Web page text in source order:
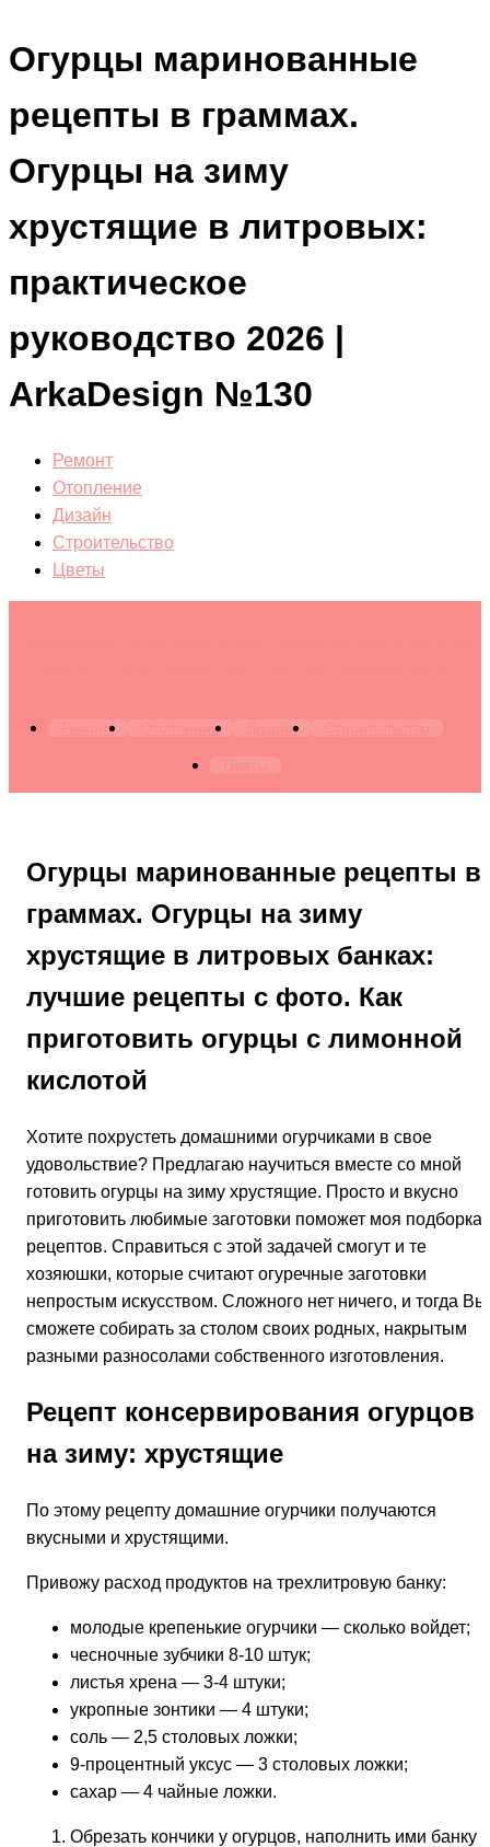
Огурцы маринованные
рецепты в граммах.
Огурцы на зиму
хрустящие в литровых:
практическое
руководство 2026 |
ArkaDesign №130
Ремонт
Отопление
Дизайн
Строительство
Цветы
Ремонт Отопление Дизайн
Огурцы маринованные рецепты в
граммах. Огурцы на зиму
хрустящие в литровых банках:
лучшие рецепты с фото. Как
приготовить огурцы с лимонной
кислотой
Хотите похрустеть домашними огурчиками в свое
удовольствие? Предлагаю научиться вместе со мной
готовить огурцы на зиму хрустящие. Просто и вкусно
приготовить любимые заготовки поможет моя подборка
рецептов. Справиться с этой задачей смогут и те
хозяюшки, которые считают огуречные заготовки
непростым искусством. Сложного нет ничего, и тогда Вы
сможете собирать за столом своих родных, накрытым
разными разносолами собственного изготовления.
Рецепт консервирования огурцов
на зиму: хрустящие
По этому рецепту домашние огурчики получаются
вкусными и хрустящими.
Привожу расход продуктов на трехлитровую банку:
молодые крепенькие огурчики — сколько войдет;
чесночные зубчики 8-10 штук;
листья хрена — 3-4 штуки;
укропные зонтики — 4 штуки;
соль — 2,5 столовых ложки;
9-процентный уксус — 3 столовых ложки;
сахар — 4 чайные ложки.
Обрезать кончики у огурцов, наполнить ими банку